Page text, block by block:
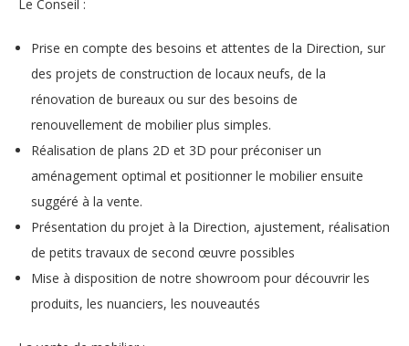
Le Conseil :
Prise en compte des besoins et attentes de la Direction, sur
des projets de construction de locaux neufs, de la
rénovation de bureaux ou sur des besoins de
renouvellement de mobilier plus simples.
Réalisation de plans 2D et 3D pour préconiser un
aménagement optimal et positionner le mobilier ensuite
suggéré à la vente.
Présentation du projet à la Direction, ajustement, réalisation
de petits travaux de second œuvre possibles
Mise à disposition de notre showroom pour découvrir les
produits, les nuanciers, les nouveautés